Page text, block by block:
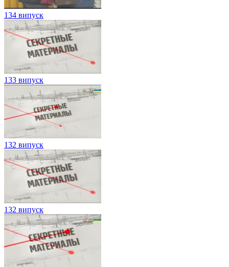
134 випуск
133 випуск
132 випуск
132 випуск